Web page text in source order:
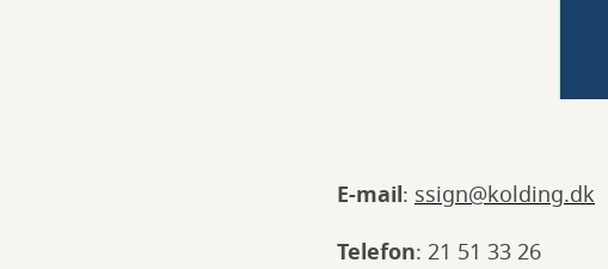
E-mail: ssign@kolding.dk
Telefon: 21 51 33 26